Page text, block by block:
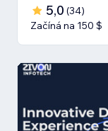
5,0 (34)
Začíná na 150 $